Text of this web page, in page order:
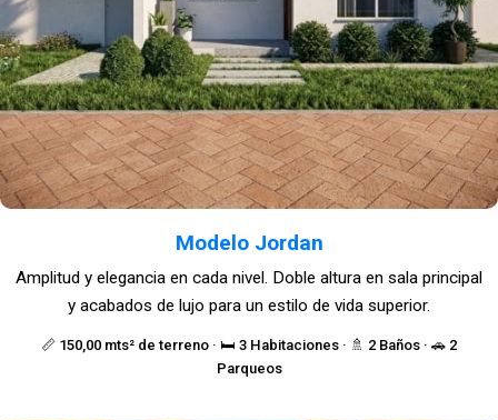
Modelo Jordan
📏 150,00 mts² de terreno · 🛏️ 3 Habitaciones · 🚿 2 Baños · 🚗 2
Parqueos
Amplitud y elegancia en cada nivel. Doble altura en sala principal
y acabados de lujo para un estilo de vida superior.